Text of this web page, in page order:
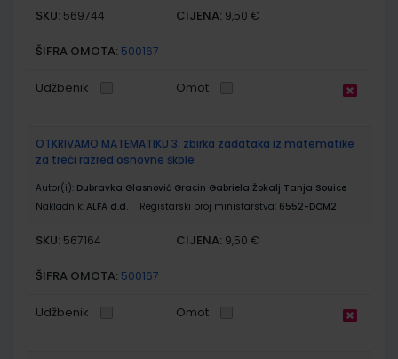
SKU: 569744 CIJENA: 9,50 €
ŠIFRA OMOTA: 500167
Udžbenik Omot
OTKRIVAMO MATEMATIKU 3; zbirka zadataka iz matematike
za treći razred osnovne škole
Autor(i): Dubravka Glasnović Gracin Gabriela Žokalj Tanja Souice
Nakladnik: ALFA d.d. Registarski broj ministarstva: 6552-DOM2
SKU: 567164 CIJENA: 9,50 €
ŠIFRA OMOTA: 500167
Udžbenik Omot